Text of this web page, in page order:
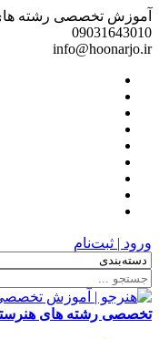
آموزش تخصصی رشته
09031643010
info@hoonarjo.ir
ورود | ثبت‌نام
تخصصی رشته های